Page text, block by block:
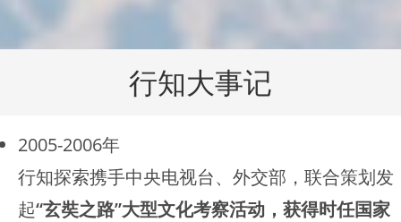
行知大事记
2005-2006年
行知探索携手中央电视台、外交部，联合策划发
起“玄奘之路”大型文化考察活动，获得时任国家